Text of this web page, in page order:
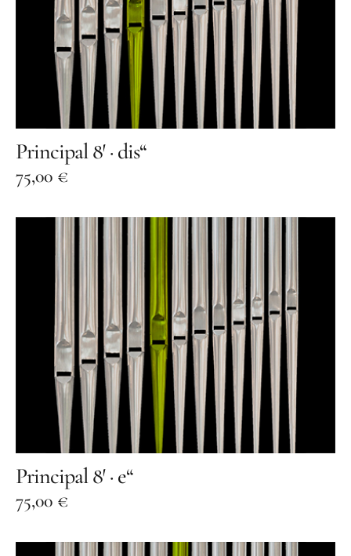
Principal 8′ · dis“
75,00 €
Principal 8′ · e“
75,00 €